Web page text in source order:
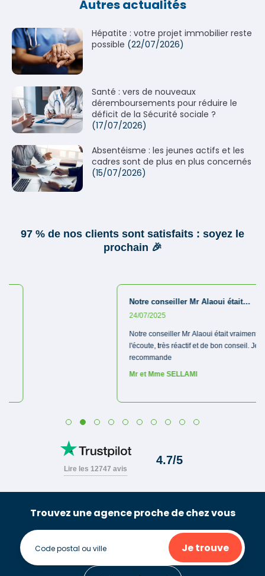
Autres actualités
Hépatite : votre projet immobilier reste
possible (22/07/2026)
Santé : vers de nouveaux
déremboursements pour réduire le
déficit de la Sécurité sociale ?
(17/07/2026)
Absentéisme : les jeunes actifs et les
cadres sont de plus en plus concernés
(15/07/2026)
Trouvez une agence proche de chez vous
Je trouve